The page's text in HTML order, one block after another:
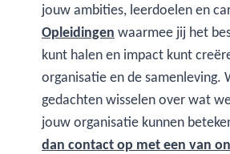
jouw ambities, leerdoelen en
Opleidingen waarmee jij het
kunt halen en impact kunt
organisatie en de samenleving.
gedachten wisselen over wat
jouw organisatie kunnen
dan contact op met een van